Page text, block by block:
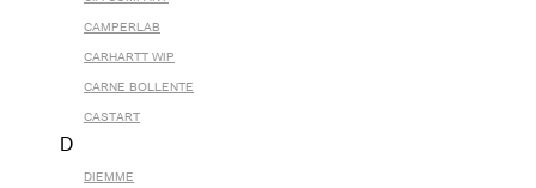
CAMPERLAB
CARHARTT WIP
CARNE BOLLENTE
CASTART
D
DIEMME